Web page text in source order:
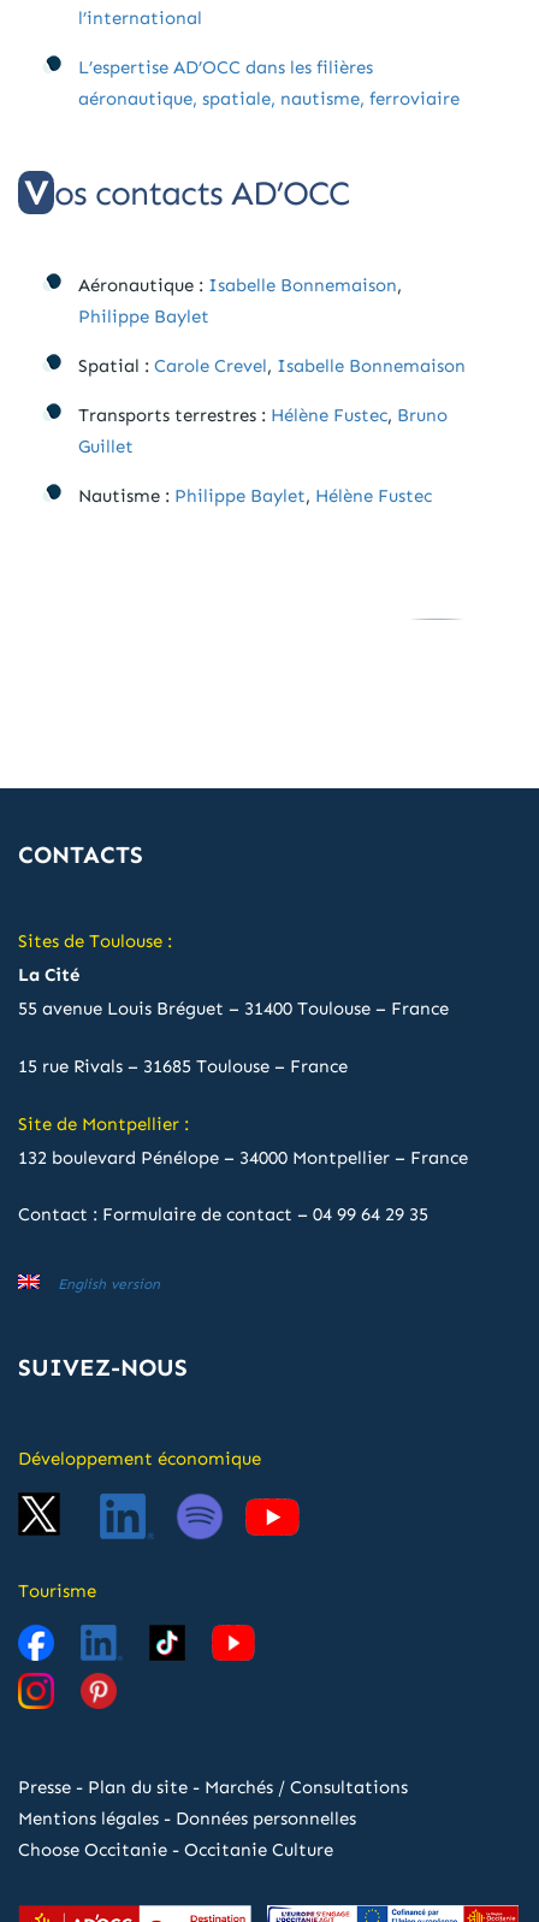
l’international
L’espertise AD’OCC dans les filières
aéronautique, spatiale, nautisme, ferroviaire
Vos contacts AD’OCC
Aéronautique : Isabelle Bonnemaison,
Philippe Baylet
Spatial : Carole Crevel, Isabelle Bonnemaison
Transports terrestres : Hélène Fustec, Bruno
Guillet
Nautisme : Philippe Baylet, Hélène Fustec
CONTACTS
Sites de Toulouse :
La Cité
55 avenue Louis Bréguet – 31400 Toulouse – France
15 rue Rivals – 31685 Toulouse – France
Site de Montpellier :
132 boulevard Pénélope – 34000 Montpellier – France
Contact : Formulaire de contact – 04 99 64 29 35
English version
SUIVEZ-NOUS
Développement économique
Tourisme
Presse - Plan du site - Marchés / Consultations
Mentions légales - Données personnelles
Choose Occitanie - Occitanie Culture